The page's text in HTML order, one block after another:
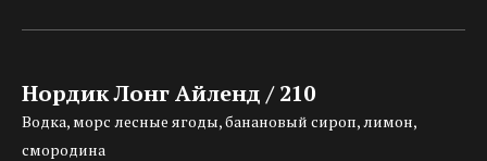
Нордик Лонг Айленд / 210
Водка, морс лесные ягоды, банановый сироп, лимон,
смородина